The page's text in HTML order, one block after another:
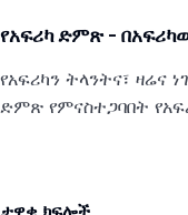
የአፍሪካ ድምጽ -
የአፍሪካን ትላንትና፣ ዛሬና
ድምጽ የምናስተጋባበት